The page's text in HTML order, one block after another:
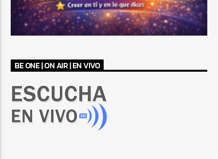
BE ONE | ON AIR | EN VIVO